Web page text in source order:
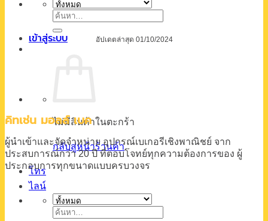
ค้นหา:
เข้าสู่ระบบ
ไม่มีสินค้าในตะกร้า
กลับสู่หน้าร้านค้า
โทร
ไลน์
ค้นหา:
อัปเดตล่าสุด 01/10/2024
คิทเช่น มอลล์ เบค
ผู้นำเข้าและจัดจำหน่าย อุปกรณ์เบเกอรีเชิงพาณิชย์ จาก
ประสบการณ์กว่า 20 ปีที่ตอบโจทย์ทุกความต้องการของ ผู้
ประกอบการทุกขนาดแบบครบวงจร